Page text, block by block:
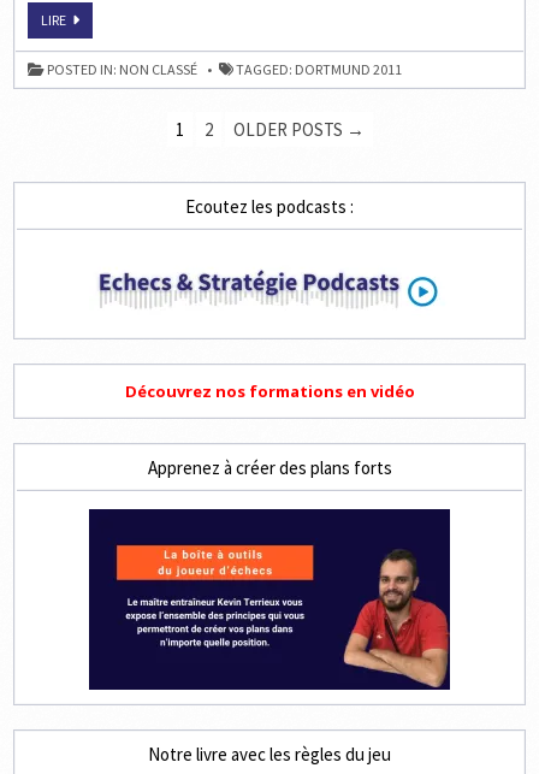
LIREECHECS
DORTMUND
:
LA
RONDE
15H30
POSTED IN: NON CLASSÉ TAGGED: DORTMUND 2011
PAGINATION
PUBLICATIONS
1 2 OLDER POSTS →
Ecoutez les podcasts :
Découvrez nos formations en vidéo
Apprenez à créer des plans forts
Notre livre avec les règles du jeu